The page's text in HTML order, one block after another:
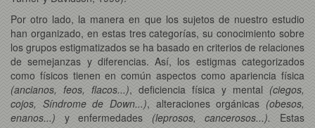
Por otro lado, la manera en que los sujetos de nuestro estudio
han organizado, en estas tres categorías, su conocimiento sobre
los grupos estigmatizados se ha basado en criterios de relaciones
de semejanzas y diferencias. Así, los estigmas categorizados
como físicos tienen en común aspectos como apariencia física
(ancianos, feos, flacos...), deficiencia física y mental (ciegos,
cojos, Síndrome de Down...), alteraciones orgánicas (obesos,
enanos...) y enfermedades (leprosos, cancerosos...).
Estas